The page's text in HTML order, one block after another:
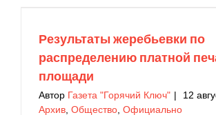
Результаты жеребьевки по
распределению платной
площади
Автор Газета "Горячий Ключ" | 12
Архив Общество Официально